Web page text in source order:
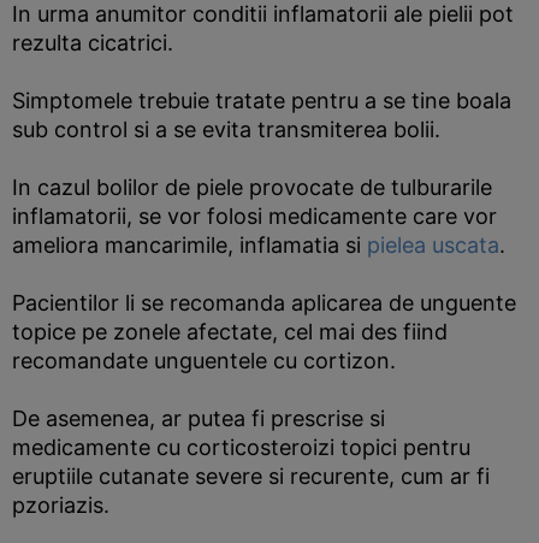
In urma anumitor conditii inflamatorii ale pielii pot
rezulta cicatrici.
Simptomele trebuie tratate pentru a se tine boala
sub control si a se evita transmiterea bolii.
In cazul bolilor de piele provocate de tulburarile
inflamatorii, se vor folosi medicamente care vor
ameliora mancarimile, inflamatia si pielea uscata.
Pacientilor li se recomanda aplicarea de unguente
topice pe zonele afectate, cel mai des fiind
recomandate unguentele cu cortizon.
De asemenea, ar putea fi prescrise si
medicamente cu corticosteroizi topici pentru
eruptiile cutanate severe si recurente, cum ar fi
pzoriazis.